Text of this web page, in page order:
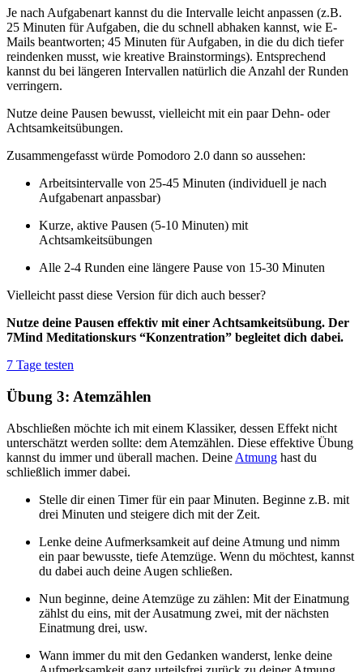
Je nach Aufgabenart kannst du die Intervalle leicht anpassen (z.B.
25 Minuten für Aufgaben, die du schnell abhaken kannst, wie E-
Mails beantworten; 45 Minuten für Aufgaben, in die du dich tiefer
reindenken musst, wie kreative Brainstormings). Entsprechend
kannst du bei längeren Intervallen natürlich die Anzahl der Runden
verringern.
Nutze deine Pausen bewusst, vielleicht mit ein paar Dehn- oder
Achtsamkeitsübungen.
Zusammengefasst würde Pomodoro 2.0 dann so aussehen:
Arbeitsintervalle von 25-45 Minuten (individuell je nach
Aufgabenart anpassbar)
Kurze, aktive Pausen (5-10 Minuten) mit
Achtsamkeitsübungen
Alle 2-4 Runden eine längere Pause von 15-30 Minuten
Vielleicht passt diese Version für dich auch besser?
Nutze deine Pausen effektiv mit einer Achtsamkeitsübung. Der
7Mind Meditationskurs “Konzentration” begleitet dich dabei.
7 Tage testen
Übung 3: Atemzählen
Abschließen möchte ich mit einem Klassiker, dessen Effekt nicht
unterschätzt werden sollte: dem Atemzählen. Diese effektive Übung
kannst du immer und überall machen. Deine Atmung hast du
schließlich immer dabei.
Stelle dir einen Timer für ein paar Minuten. Beginne z.B. mit
drei Minuten und steigere dich mit der Zeit.
Lenke deine Aufmerksamkeit auf deine Atmung und nimm
ein paar bewusste, tiefe Atemzüge. Wenn du möchtest, kannst
du dabei auch deine Augen schließen.
Nun beginne, deine Atemzüge zu zählen: Mit der Einatmung
zählst du eins, mit der Ausatmung zwei, mit der nächsten
Einatmung drei, usw.
Wann immer du mit den Gedanken wanderst, lenke deine